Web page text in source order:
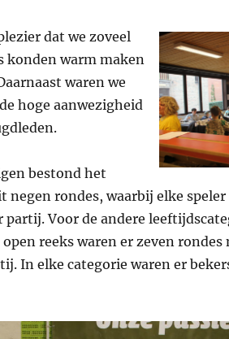
dat we zoveel
konden warm maken
waren we
hoge aanwezigheid
bestond het
negen rondes, waarbij elke
partij. Voor de andere
reeks waren er zeven
In elke categorie waren er